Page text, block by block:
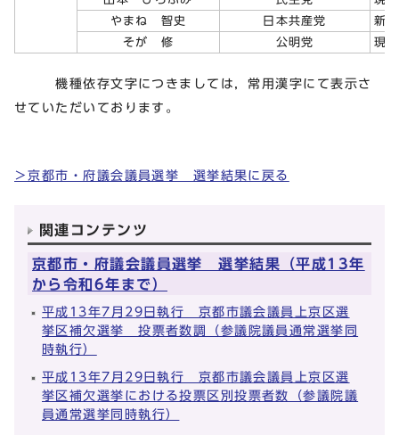
やまね 智史
日本共産党 新
そが 修
公明党 現
機種依存文字につきましては，常用漢字にて表示さ
せていただいております。
＞京都市・府議会議員選挙 選挙結果に戻る
関連コンテンツ
京都市・府議会議員選挙 選挙結果（平成13年
から令和6年まで）
平成13年7月29日執行 京都市議会議員上京区選
挙区補欠選挙 投票者数調（参議院議員通常選挙同
時執行）
平成13年7月29日執行 京都市議会議員上京区選
挙区補欠選挙における投票区別投票者数（参議院議
員通常選挙同時執行）